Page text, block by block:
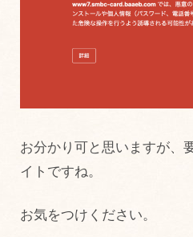
お分かり可と思いますが、
イトですね。
お気をつけください。